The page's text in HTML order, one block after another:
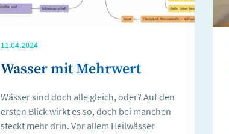
11.04.2024
Wasser mit Mehrwert
Wässer sind doch alle gleich, oder? Auf den
ersten Blick wirkt es so, doch bei manchen
steckt mehr drin. Vor allem Heilwässer